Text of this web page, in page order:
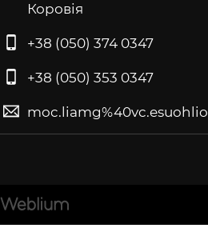
Коровія
+38 (050) 374 0347
+38 (050) 353 0347
moc.liamg%40vc.esuohlio